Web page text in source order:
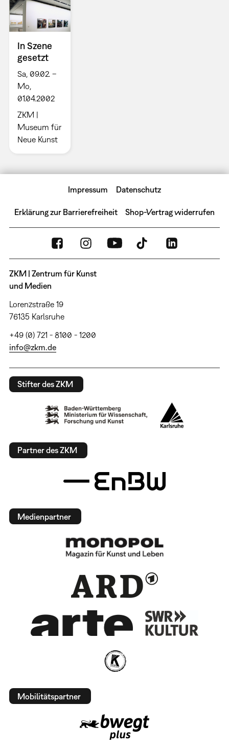
In Szene
gesetzt
Sa, 09.02. –
Mo,
01.04.2002
ZKM |
Museum für
Neue Kunst
Impressum Datenschutz
Erklärung zur Barrierefreiheit Shop-Vertrag widerrufen
ZKM | Zentrum für Kunst
und Medien
Lorenzstraße 19
76135 Karlsruhe
+49 (0) 721 - 8100 - 1200
info@zkm.de
Stifter des ZKM
Partner des ZKM
Medienpartner
Mobilitätspartner